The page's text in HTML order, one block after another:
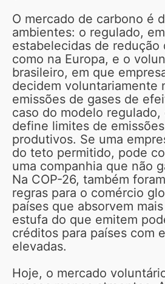
O mercado de carbono é
ambientes: o regulado,
estabelecidas de redução
como na Europa, e o
brasileiro, em que
decidem voluntariamente
emissões de gases de
caso do modelo regulado,
define limites de
produtivos. Se uma
do teto permitido, pode
uma companhia que não
Na COP-26, também
regras para o comércio
países que absorvem
estufa do que emitem
créditos para países com
elevadas.
Hoje, o mercado